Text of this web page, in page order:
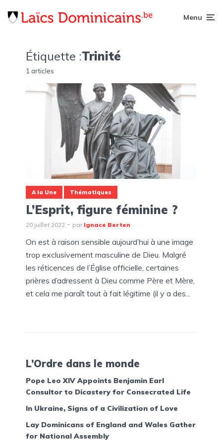
Menu
Étiquette :Trinité
1 articles
A la Une Thématiques
L’Esprit, figure féminine ?
20 juillet 2022 par Ignace Berten
On est à raison sensible aujourd’hui à une image
trop exclusivement masculine de Dieu. Malgré
les réticences de l’Église officielle, certaines
prières d’adressent à Dieu comme Père et Mère,
et cela me paraît tout à fait légitime (il y a des...
L’Ordre dans le monde
Pope Leo XIV Appoints Benjamin Earl
Consultor to Dicastery for Consecrated Life
In Ukraine, Signs of a Civilization of Love
Lay Dominicans of England and Wales Gather
for National Assembly